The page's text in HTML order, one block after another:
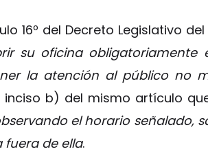
16º del Decreto Legislativo
su oficina
la atención al público no
inciso b) del mismo artículo
el horario señalado,
de ella.